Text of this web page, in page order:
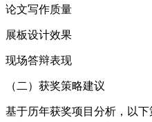
论文写作质量
展板设计效果
现场答辩表现
（二）获奖策略建议
基于历年获奖项目分析，以下